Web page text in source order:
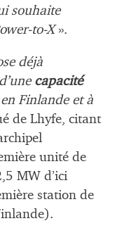
souhaite
to-X ».
déjà
capacité
Finlande et à
de Lhyfe, citant
unité de
MW d’ici
station de